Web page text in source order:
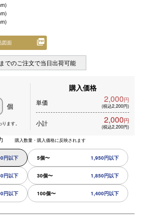
図面
でのご注文で当日出荷可能
個
ます。
購入価格
単価 2,000円
(税込2,200円)
小計 2,000円
(税込2,200円)
購入数量・購入価格に反映されます
円以下 5個〜 1,950円以下
円以下 30個〜 1,850円以下
円以下 100個〜 1,400円以下